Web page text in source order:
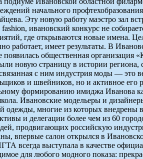
начального
Эту новую работу маэстро зал
ивановский конкурс не
где открываются новые имена.
работает, имеет результаты. В
появилась общественная
новую страницу в истории
с ним индустрия моды — это
и швейников, но и активное
формированию имиджа Иванова
Ивановские модельеры и
одежды, многие из которых
и делегации более чем из 60
продвигающих российскую
впервые салон открылся в
всегда выступала в качестве
для любого модного показа: